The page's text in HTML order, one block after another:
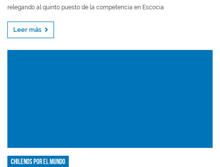
relegando al quinto puesto de la competencia en Escocia
Leer más
Chilenos por el mundo